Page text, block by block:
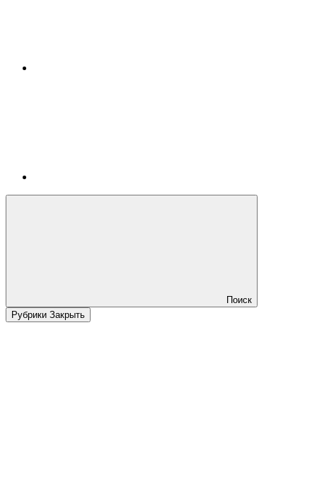
Поиск
Рубрики Закрыть